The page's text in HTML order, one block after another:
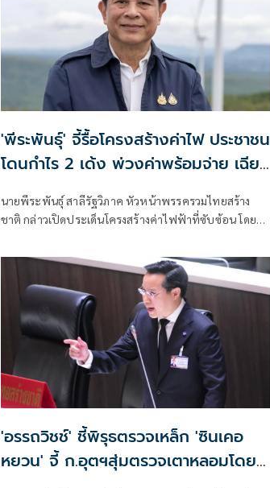
'พีระพันธุ์' จี้รื้อโครงสร้างค่าไฟ ประชาชน
โดนกำไร 2 เด้ง พ่วงค่าพร้อมจ่าย เฉียด
นายพีระพันธุ์ สาลีรัฐวิภาค หัวหน้าพรรครวมไทยสร้าง
ชาติ กล่าวเปิดประเด็นโครงสร้างค่าไฟฟ้าที่ซับซ้อน โดย
อยู่หลายชั้น และสุดท้ายภาระทั้งหมดตกอยู่ที่ประชาชน
'อรรถวิชช์' ชี้พิรุธตรวจเหล็ก 'ซินเคอ
หยวน' จี้ ก.อุตฯสุ่มตรวจเตาหลอมโดย